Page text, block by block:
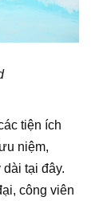
tiện ích
niệm,
tại đây.
công viên